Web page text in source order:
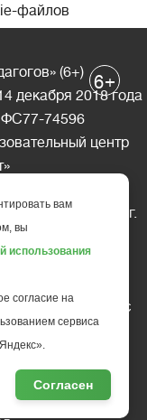
файлов
(6+)
декабря 2018 года
74596
центр
Карелия, г.
д.10, офис 211
685-10-45
только c
центр
"Мой
6+
вам
вы
использования
согласие на
сервиса
Согласен